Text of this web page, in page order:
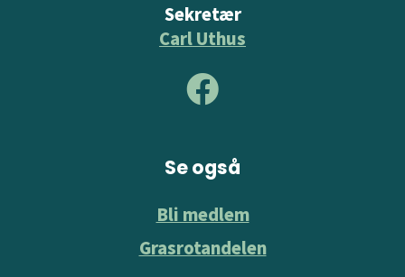
Sekretær
Carl Uthus
Se også
Bli medlem
Grasrotandelen